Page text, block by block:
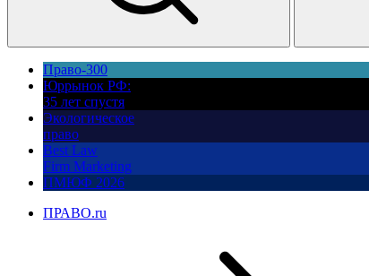
Право-300
Юррынок РФ:
35 лет спустя
Экологическое
право
Best Law
Firm Marketing
ПМЮФ 2026
ПРАВО.ru